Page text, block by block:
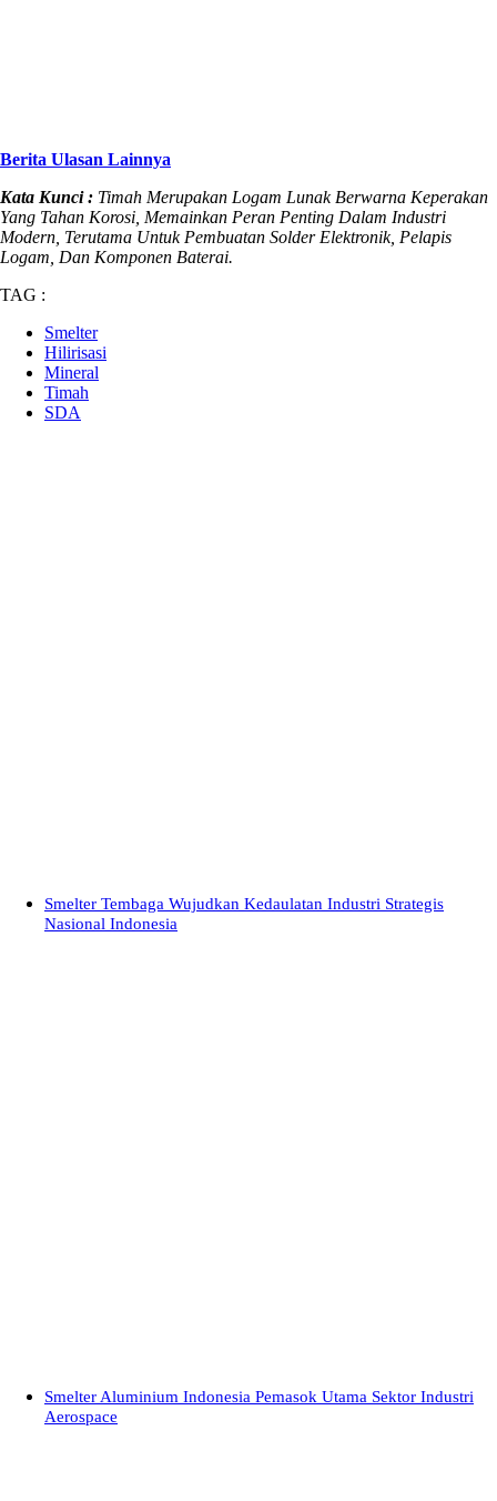
Berita Ulasan Lainnya
Kata Kunci : Timah Merupakan Logam Lunak Berwarna Keperakan
Yang Tahan Korosi, Memainkan Peran Penting Dalam Industri
Modern, Terutama Untuk Pembuatan Solder Elektronik, Pelapis
Logam, Dan Komponen Baterai.
TAG :
Smelter
Hilirisasi
Mineral
Timah
SDA
Smelter Tembaga Wujudkan Kedaulatan Industri Strategis
Nasional Indonesia
Smelter Aluminium Indonesia Pemasok Utama Sektor Industri
Aerospace